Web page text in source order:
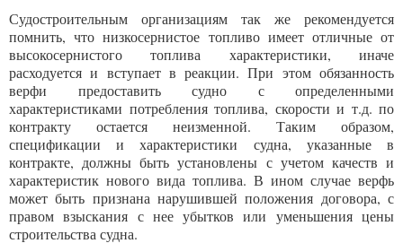
Судостроительным организациям так же рекомендуется
помнить, что низкосернистое топливо имеет отличные от
высокосернистого топлива характеристики, иначе
расходуется и вступает в реакции. При этом обязанность
верфи предоставить судно с определенными
характеристиками потребления топлива, скорости и т.д. по
контракту остается неизменной. Таким образом,
спецификации и характеристики судна, указанные в
контракте, должны быть установлены с учетом качеств и
характеристик нового вида топлива. В ином случае верфь
может быть признана нарушившей положения договора, с
правом взыскания с нее убытков или уменьшения цены
строительства судна.